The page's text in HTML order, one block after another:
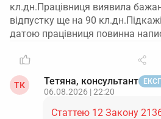
кл.дн.Працівниця виявила
відпустку ще на 90
датою працівниця повинна
ТК Тетяна, консультант
06.08.2026 | 22:20
Статтею 12 Закону